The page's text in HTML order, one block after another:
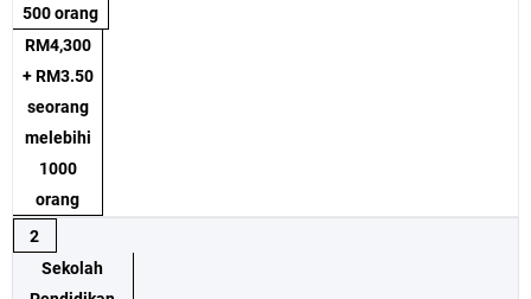
500 orang
RM4,300
+ RM3.50
seorang
melebihi
1000
orang
2
Sekolah